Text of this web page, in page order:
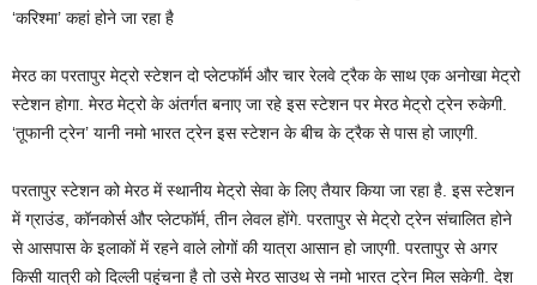
‘करिश्‍मा’ कहां होने जा रहा है
मेरठ का परतापुर मेट्रो स्टेशन दो प्लेटफॉर्म और चार रेलवे ट्रैक के साथ एक अनोखा मेट्रो
स्टेशन होगा. मेरठ मेट्रो के अंतर्गत बनाए जा रहे इस स्टेशन पर मेरठ मेट्रो ट्रेन रुकेगी.
‘तूफानी ट्रेन’ यानी नमो भारत ट्रेन इस स्टेशन के बीच के ट्रैक से पास हो जाएगी.
परतापुर स्टेशन को मेरठ में स्थानीय मेट्रो सेवा के लिए तैयार किया जा रहा है. इस स्टेशन
में ग्राउंड, कॉनकोर्स और प्लेटफॉर्म, तीन लेवल होंगे. परतापुर से मेट्रो ट्रेन संचालित होने
से आसपास के इलाकों में रहने वाले लोगों की यात्रा आसान हो जाएगी. परतापुर से अगर
किसी यात्री को दिल्ली पहुंचना है तो उसे मेरठ साउथ से नमो भारत ट्रेन मिल सकेगी. देश